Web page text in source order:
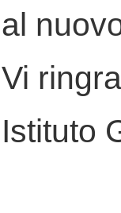
al
Vi
Istituto